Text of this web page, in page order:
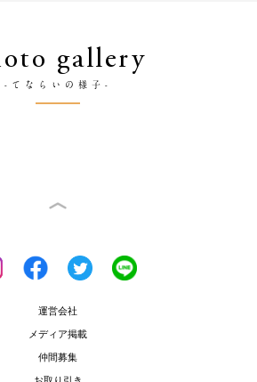
gallery
-てならいの様子-
運営会社
メディア掲載
仲間募集